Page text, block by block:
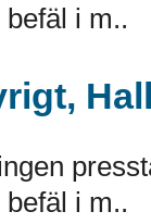
i m..
i m..